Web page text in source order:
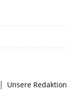
| Unsere Redaktion